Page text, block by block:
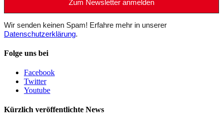
Wir senden keinen Spam! Erfahre mehr in unserer
Datenschutzerklärung.
Folge uns bei
Facebook
Twitter
Youtube
Kürzlich veröffentlichte News